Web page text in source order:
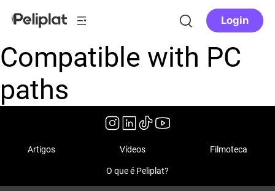
Login
Compatible with PC
paths
Artigos Vídeos Filmoteca
O que é Peliplat?